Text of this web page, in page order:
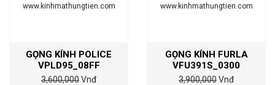
www.kinhmathungtien.com
GỌNG KÍNH POLICE
VPLD95_08FF
3,600,000Vnđ
www.kinhmathungtien.com
GỌNG KÍNH FURLA
VFU391S_0300
3,900,000Vnđ